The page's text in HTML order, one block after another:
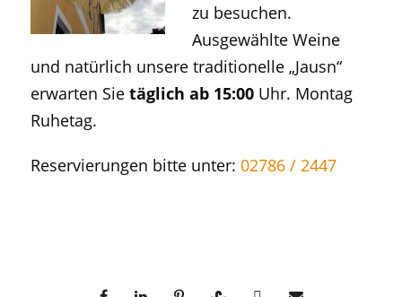
zu besuchen.
Ausgewählte Weine
und natürlich unsere traditionelle „Jausn“
erwarten Sie täglich ab 15:00 Uhr. Montag
Ruhetag.
Reservierungen bitte unter: 02786 / 2447